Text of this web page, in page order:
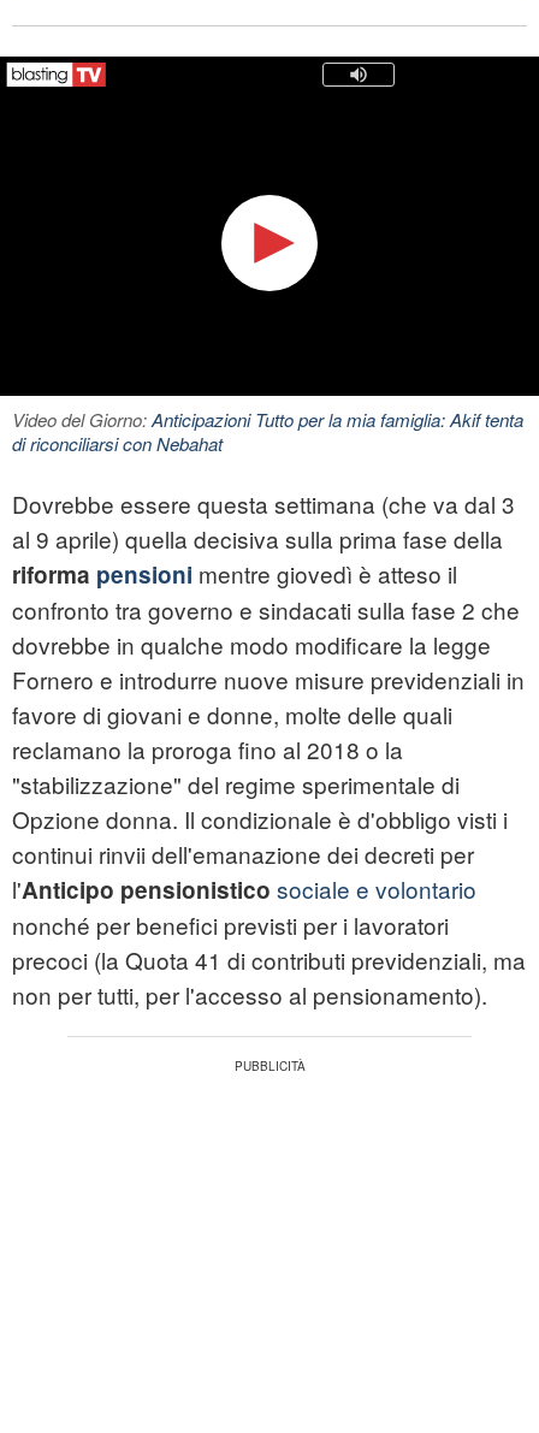
Video del Giorno:Anticipazioni Tutto per la mia famiglia: Akif tenta
di riconciliarsi con Nebahat
Dovrebbe essere questa settimana (che va dal 3
al 9 aprile) quella decisiva sulla prima fase della
riforma pensioni mentre giovedì è atteso il
confronto tra governo e sindacati sulla fase 2 che
dovrebbe in qualche modo modificare la legge
Fornero e introdurre nuove misure previdenziali in
favore di giovani e donne, molte delle quali
reclamano la proroga fino al 2018 o la
"stabilizzazione" del regime sperimentale di
Opzione donna. Il condizionale è d'obbligo visti i
continui rinvii dell'emanazione dei decreti per
l'Anticipo pensionistico sociale e volontario
nonché per benefici previsti per i lavoratori
precoci (la Quota 41 di contributi previdenziali, ma
non per tutti, per l'accesso al pensionamento).